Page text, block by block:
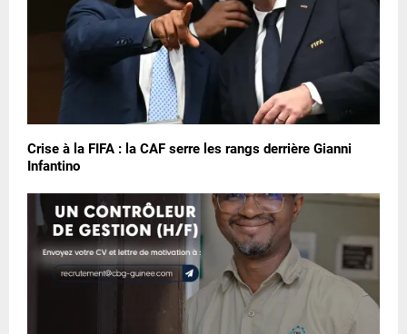
Crise à la FIFA : la CAF serre les rangs derrière Gianni
Infantino